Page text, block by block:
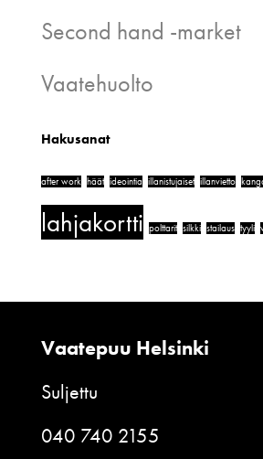
Second hand -market
Vaatehuolto
Hakusanat
after work häät ideointia illanistujaiset illanvietto
lahjakortti polttarit silkki stailaus tyyli
Vaatepuu Helsinki
Suljettu
040 740 2155